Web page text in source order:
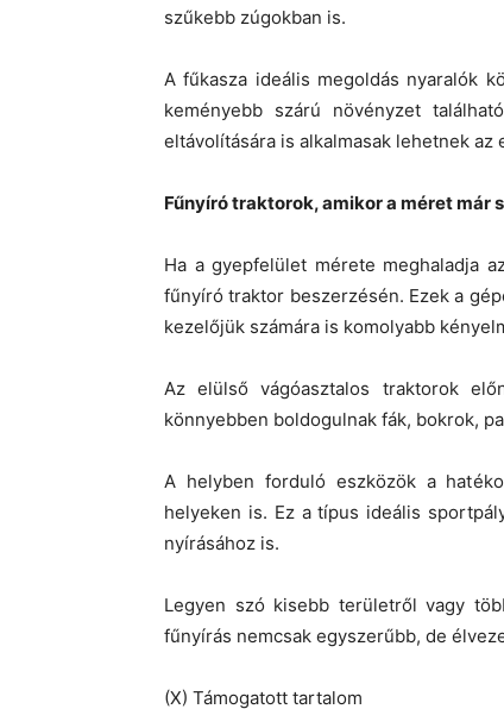
szűkebb zúgokban is.
A fűkasza ideális megoldás nyaralók
keményebb szárú növényzet
eltávolítására is alkalmasak lehetnek
Fűnyíró traktorok, amikor a méret már
Ha a gyepfelület mérete meghaladja
fűnyíró traktor beszerzésén. Ezek a
kezelőjük számára is komolyabb
Az elülső vágóasztalos traktorok
könnyebben boldogulnak fák, bokrok,
A helyben forduló eszközök a
helyeken is. Ez a típus ideális
nyírásához is.
Legyen szó kisebb területről vagy
fűnyírás nemcsak egyszerűbb, de
(X) Támogatott tartalom